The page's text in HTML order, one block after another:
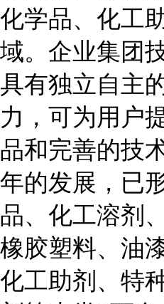
化学品、化工
域。企业集团
具有独立自主
力，可为用户
品和完善的技
年的发展，已
品、化工溶剂
橡胶塑料、油
化工助剂、特